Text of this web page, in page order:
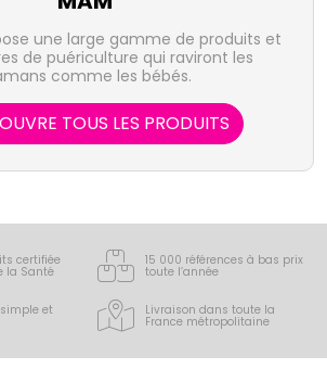
une large gamme de produits et
de puériculture qui raviront les
comme les bébés.
TOUS LES PRODUITS
certifiée
la Santé
15 000 références à bas prix
toute l’année
et Livraison dans toute la
France métropolitaine